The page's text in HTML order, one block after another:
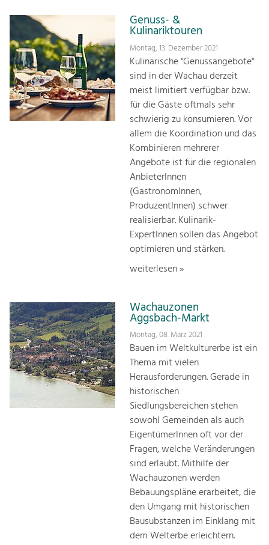
Wirtschaft
Steigerung regionaler Wertschöpfung
Genuss- &
Kulinariktouren
Montag, 13. Dezember 2021
Kulinarische "Genussangebote"
sind in der Wachau derzeit
meist limitiert verfügbar bzw.
für die Gäste oftmals sehr
schwierig zu konsumieren. Vor
allem die Koordination und das
Kombinieren mehrerer
Angebote ist für die regionalen
AnbieterInnen
(GastronomInnen,
ProduzentInnen) schwer
realisierbar. Kulinarik-
ExpertInnen sollen das Angebot
optimieren und stärken.
weiterlesen »
Wachauzonen
Aggsbach-Markt
Montag, 08. März 2021
Bauen im Weltkulturerbe ist ein
Thema mit vielen
Herausforderungen. Gerade in
historischen
Siedlungsbereichen stehen
sowohl Gemeinden als auch
EigentümerInnen oft vor der
Fragen, welche Veränderungen
sind erlaubt. Mithilfe der
Wachauzonen werden
Bebauungspläne erarbeitet, die
den Umgang mit historischen
Bausubstanzen im Einklang mit
dem Welterbe erleichtern.